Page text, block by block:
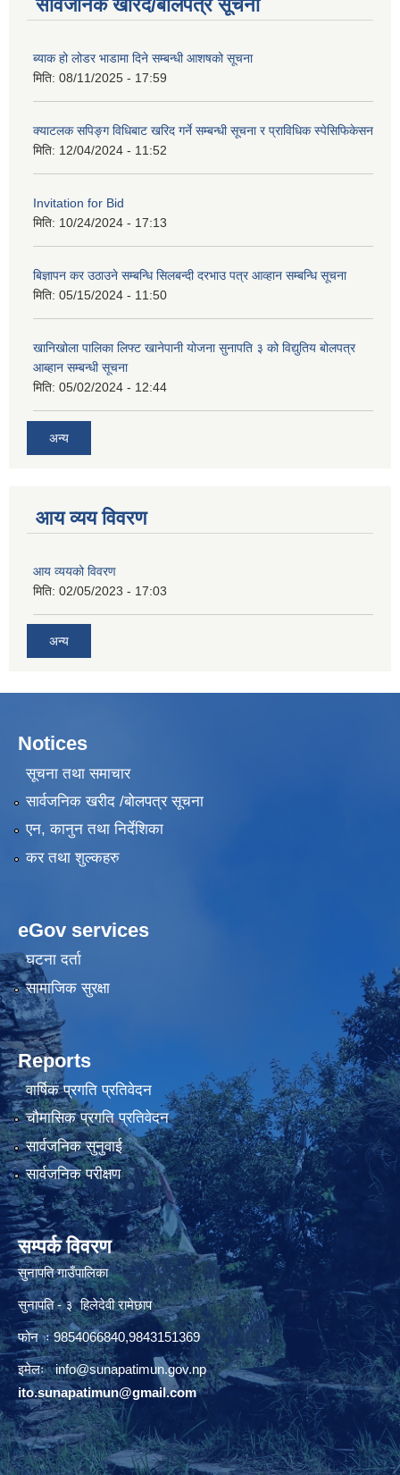
सार्वजनिक खरिद/बोलपत्र सूचना
ब्याक हो लोडर भाडामा दिने सम्बन्धी आशषको सूचना
मिति: 08/11/2025 - 17:59
क्याटलक सपिङ्ग विधिबाट खरिद गर्ने सम्बन्धी सूचना र प्राविधिक स्पेसिफिकेसन
मिति: 12/04/2024 - 11:52
Invitation for Bid
मिति: 10/24/2024 - 17:13
बिज्ञापन कर उठाउने सम्बन्धि सिलबन्दी दरभाउ पत्र आव्हान सम्बन्धि सूचना
मिति: 05/15/2024 - 11:50
खानिखोला पालिका लिफ्ट खानेपानी योजना सुनापति ३ को विद्युतिय बोलपत्र
आब्हान सम्बन्धी सूचना
मिति: 05/02/2024 - 12:44
अन्य
आय व्यय विवरण
आय व्ययको विवरण
मिति: 02/05/2023 - 17:03
अन्य
Notices
सूचना तथा समाचार
सार्वजनिक खरीद /बोलपत्र सूचना
एन, कानुन तथा निर्देशिका
कर तथा शुल्कहरु
eGov services
घटना दर्ता
सामाजिक सुरक्षा
Reports
वार्षिक प्रगति प्रतिवेदन
चौमासिक प्रगति प्रतिवेदन
सार्वजनिक सुनुवाई
सार्वजनिक परीक्षण
सम्पर्क विवरण
सुनापति गाउँपालिका
सुनापति - ३ हिलेदेवी रामेछाप
फोन ः 9854066840,9843151369
इमेलः info@sunapatimun.gov.np
ito.sunapatimun@gmail.com